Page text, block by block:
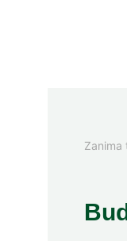
Zanima